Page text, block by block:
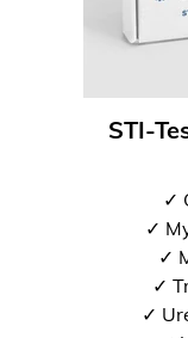
STI-
✓
✓
✓
✓
✓